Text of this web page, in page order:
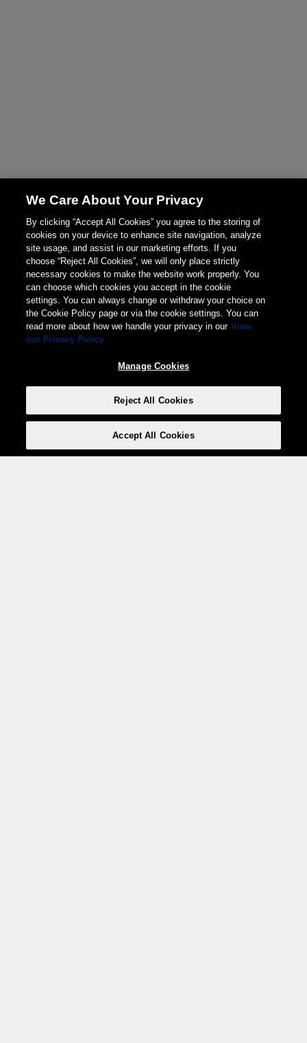
We Care About Your Privacy
By clicking “Accept All Cookies” you agree to the storing of
cookies on your device to enhance site navigation, analyze
site usage, and assist in our marketing efforts. If you
choose “Reject All Cookies”, we will only place strictly
necessary cookies to make the website work properly. You
can choose which cookies you accept in the cookie
settings. You can always change or withdraw your choice on
the Cookie Policy page or via the cookie settings. You can
read more about how we handle your privacy in our View
our Privacy Policy
Manage Cookies
Reject All Cookies
Accept All Cookies